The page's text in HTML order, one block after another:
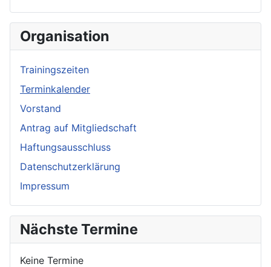
Organisation
Trainingszeiten
Terminkalender
Vorstand
Antrag auf Mitgliedschaft
Haftungsausschluss
Datenschutzerklärung
Impressum
Nächste Termine
Keine Termine